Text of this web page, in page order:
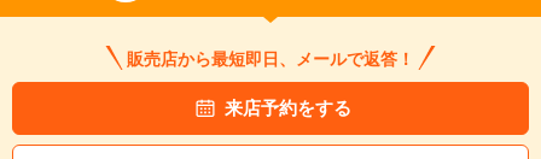
販売店から最短即日、メールで返答！
来店予約をする